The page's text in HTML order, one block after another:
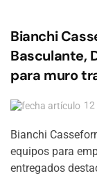
Bianchi
Basculante,
para muro
Bianchi
equipos para
entregados